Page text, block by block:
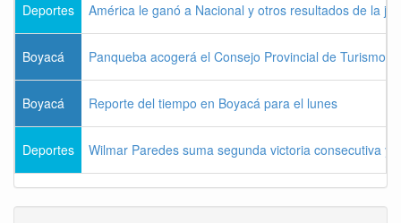
Deportes América le ganó a Nacional y otros resultados de la
Boyacá Panqueba acogerá el Consejo Provincial de Turismo
Boyacá Reporte del tiempo en Boyacá para el lunes
Deportes Wilmar Paredes suma segunda victoria consecutiva y